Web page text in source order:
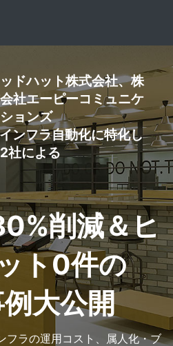
ドハット株式会社、株
社エーピーコミュニケ
ョンズ
ンフラ自動化に特化し
社による
削減＆ヒ
ト0件の
大公開
フラの運用コスト、属人化・ブ